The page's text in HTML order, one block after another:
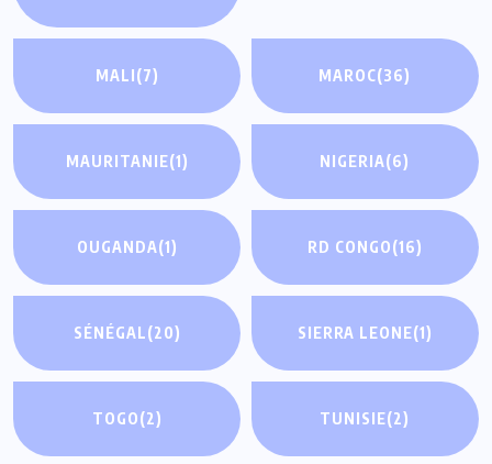
MALI(7) MAROC(36)
MAURITANIE(1) NIGERIA(6)
OUGANDA(1) RD CONGO(16)
SÉNÉGAL(20) SIERRA LEONE(1)
TOGO(2) TUNISIE(2)